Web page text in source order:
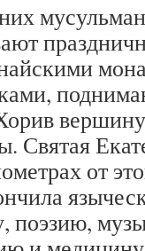
Святая
от
поэзию,